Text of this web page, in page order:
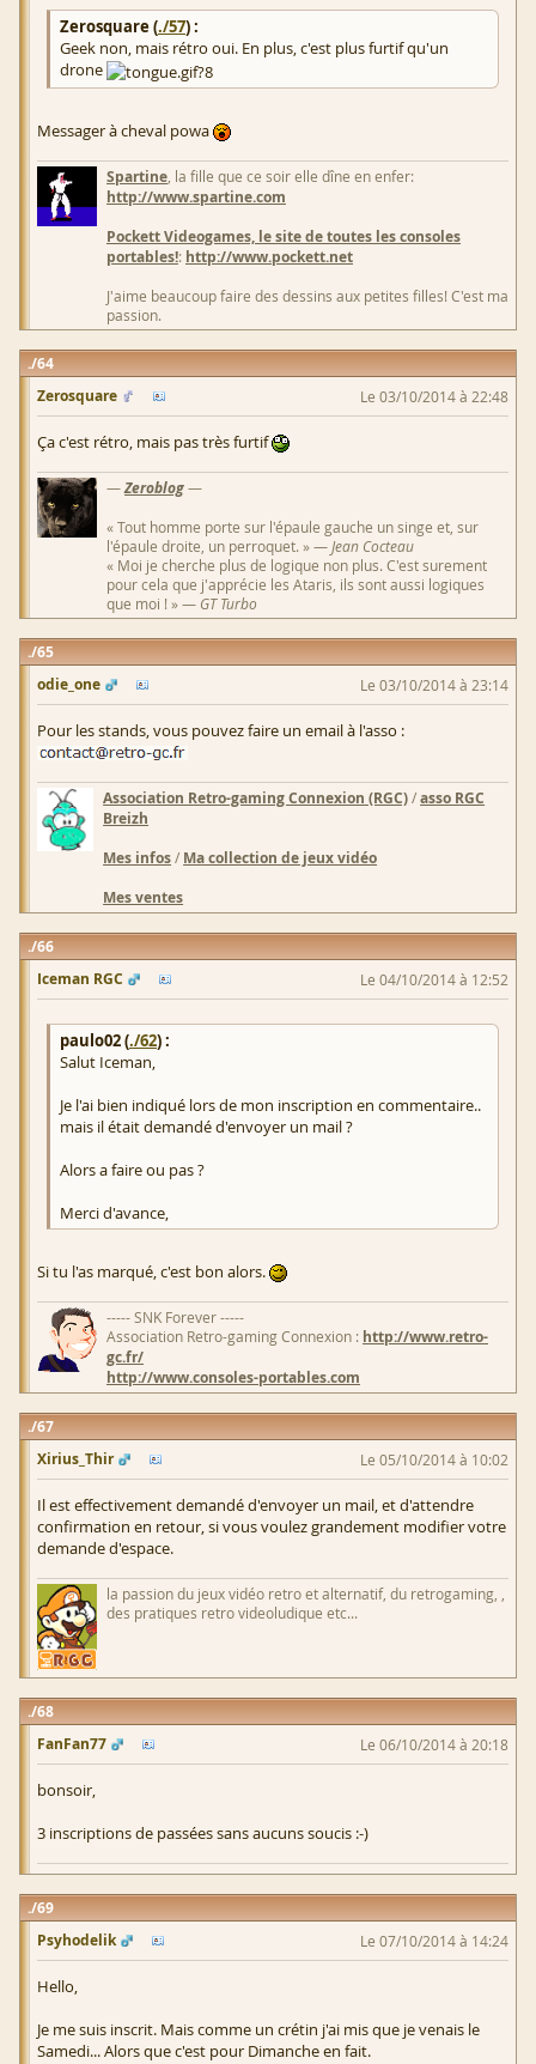
Zerosquare (./57) :
Geek non, mais rétro oui. En plus, c'est plus furtif qu'un
drone
Messager à cheval powa
Spartine , la fille que ce soir elle dîne en enfer:
http://www.spartine.com
Pockett Videogames, le site de toutes les consoles
portables!: http://www.pockett.net
J'aime beaucoup faire des dessins aux petites filles! C'est ma
passion.
64
Zerosquare
Le 03/10/2014 à 22:48
Ça c'est rétro, mais pas très furtif
—Zeroblog—
« Tout homme porte sur l'épaule gauche un singe et, sur
l'épaule droite, un perroquet. » — Jean Cocteau
« Moi je cherche plus de logique non plus. C'est surement
pour cela que j'apprécie les Ataris, ils sont aussi logiques
que moi ! » — GT Turbo
65
odie_one
Le 03/10/2014 à 23:14
Pour les stands, vous pouvez faire un email à l'asso :
Association Retro-gaming Connexion (RGC)/asso RGC
Breizh
Mes infos/ Ma collection de jeux vidéo
Mes ventes
66
Iceman RGC
Le 04/10/2014 à 12:52
paulo02 (./62) :
Salut Iceman,
Je l'ai bien indiqué lors de mon inscription en commentaire..
mais il était demandé d'envoyer un mail ?
Alors a faire ou pas ?
Merci d'avance,
Si tu l'as marqué, c'est bon alors.
----- SNK Forever -----
Association Retro-gaming Connexion : http://www.retro-
gc.fr/
http://www.consoles-portables.com
67
Xirius_Thir
Le 05/10/2014 à 10:02
Il est effectivement demandé d'envoyer un mail, et d'attendre
confirmation en retour, si vous voulez grandement modifier votre
demande d'espace.
la passion du jeux vidéo retro et alternatif, du retrogaming, ,
des pratiques retro videoludique etc...
68
FanFan77
Le 06/10/2014 à 20:18
bonsoir,
3 inscriptions de passées sans aucuns soucis :-)
69
Psyhodelik
Le 07/10/2014 à 14:24
Hello,
Je me suis inscrit. Mais comme un crétin j'ai mis que je venais le
Samedi... Alors que c'est pour Dimanche en fait.